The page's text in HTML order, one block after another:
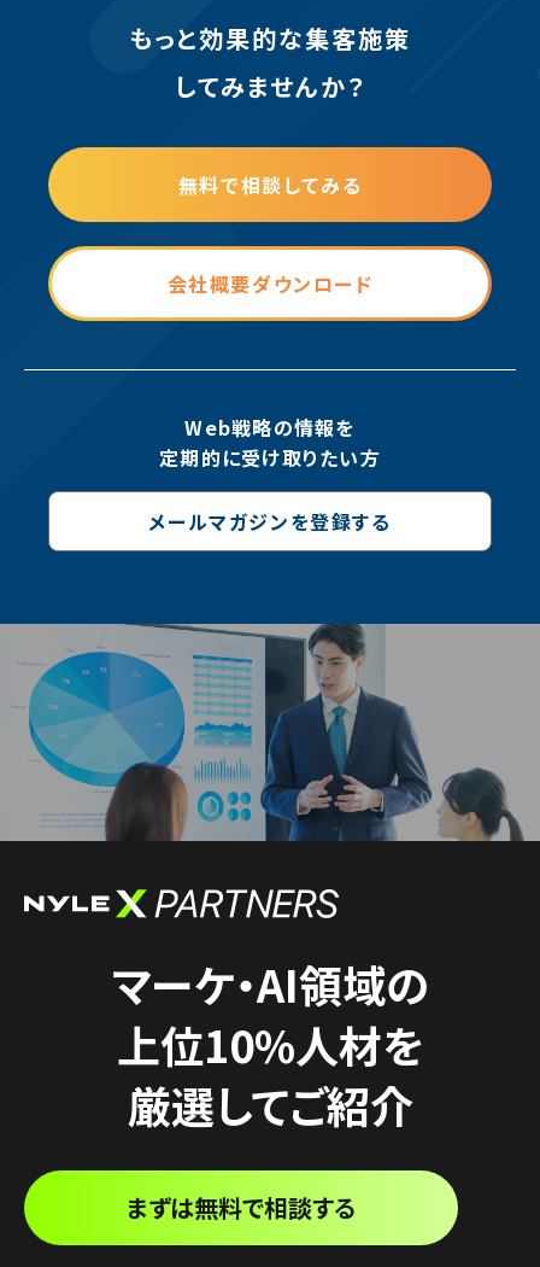
もっと効果的な集客施策
してみませんか？
無料で相談してみる
会社概要ダウンロード
Web戦略の情報を
定期的に受け取りたい方
メールマガジンを登録する
マーケ・AI領域の
上位10%人材を
厳選してご紹介
まずは無料で相談する